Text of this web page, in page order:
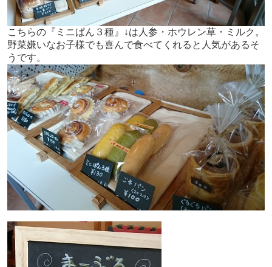
こちらの『ミニぱん３種』↓は人参・ホウレン草・ミルク。
野菜嫌いなお子様でも喜んで食べてくれると人気があるそ
うです。